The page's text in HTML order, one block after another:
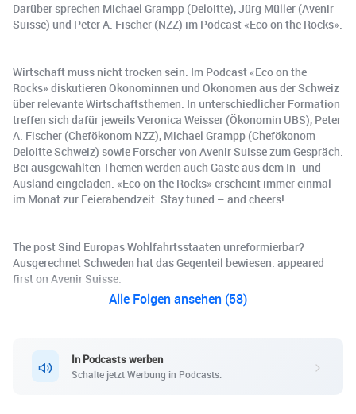
Darüber sprechen Michael Grampp (Deloitte), Jürg Müller (Avenir
Suisse) und Peter A. Fischer (NZZ) im Podcast «Eco on the Rocks».
Wirtschaft muss nicht trocken sein. Im Podcast «Eco on the
Rocks» diskutieren Ökonominnen und Ökonomen aus der Schweiz
über relevante Wirtschaftsthemen. In unterschiedlicher Formation
treffen sich dafür jeweils Veronica Weisser (Ökonomin UBS), Peter
A. Fischer (Chefökonom NZZ), Michael Grampp (Chefökonom
Deloitte Schweiz) sowie Forscher von Avenir Suisse zum Gespräch.
Bei ausgewählten Themen werden auch Gäste aus dem In- und
Ausland eingeladen. «Eco on the Rocks» erscheint immer einmal
im Monat zur Feierabendzeit. Stay tuned – and cheers!
The post Sind Europas Wohlfahrtsstaaten unreformierbar?
Ausgerechnet Schweden hat das Gegenteil bewiesen. appeared
first on Avenir Suisse.
Alle Folgen ansehen (58)
In Podcasts werben
Schalte jetzt Werbung in Podcasts.